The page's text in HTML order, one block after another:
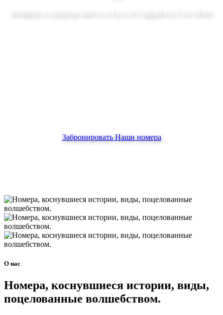
Комфорт и природа вместе в Eyes of Cappadocia Cave Hotel
Забронировать Наши номера
О нас
Номера, коснувшиеся истории, виды,
поцелованные волшебством.